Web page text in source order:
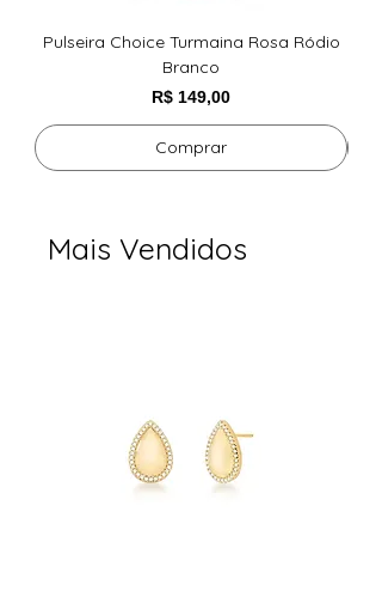
Leve, elegante e versátil
Pulseira Choice Turmaina Rosa Ródio
Branco
Preço
R$ 149,00
Comprar
Mais Vendidos